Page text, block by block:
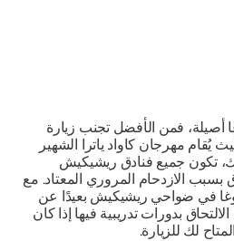
فمن الأفضل تجنب زيارة
مهرجان كاواد ياترا الشهير
تكون جميع فنادق ريشيكيش
الازدحام المروري المعتاد. مع
في ضواحي ريشيكيش بعيدًا عن
بدورات تدريبية فيها إذا كان
لك للزيارة.